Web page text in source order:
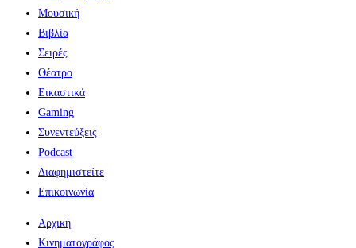
Μουσική
Βιβλία
Σειρές
Θέατρο
Εικαστικά
Gaming
Συνεντεύξεις
Podcast
Διαφημιστείτε
Επικοινωνία
Αρχική
Κινηματογράφος